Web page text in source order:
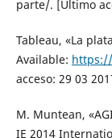
parte/. [Último
Tableau, «La
Available:
acceso: 29 03
M. Muntean,
IE 2014